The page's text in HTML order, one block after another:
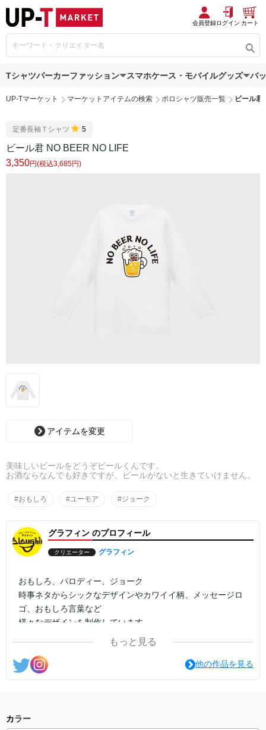
会員登録ログイン カート
Tシャツパーカーファッション スマホケース・モバイルグッズ バ
UP-Tマーケット マーケットアイテムの検索 ポロシャツ販売一覧 ビール君
定番長袖Ｔシャツ 5
ビール君 NO BEER NO LIFE
3,350円(税込3,685円)
アイテムを変更
美味しいビールをどうぞビールくんです。
お酒ならなんでも好きですが、ビールがないと生きていけません。
#おもしろ #ユーモア #ジョーク
グラフィン のプロフィール
クリエーター グラフィン
おもしろ、パロディー、ジョーク
時事ネタからシックなデザインやカワイイ柄、メッセージロ
ゴ、おもしろ言葉など
様々なデザインを制作しています。
もっと見る
他の作品を見る
カラー